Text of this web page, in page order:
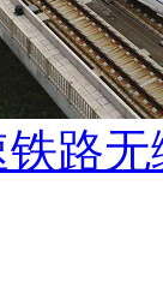
路